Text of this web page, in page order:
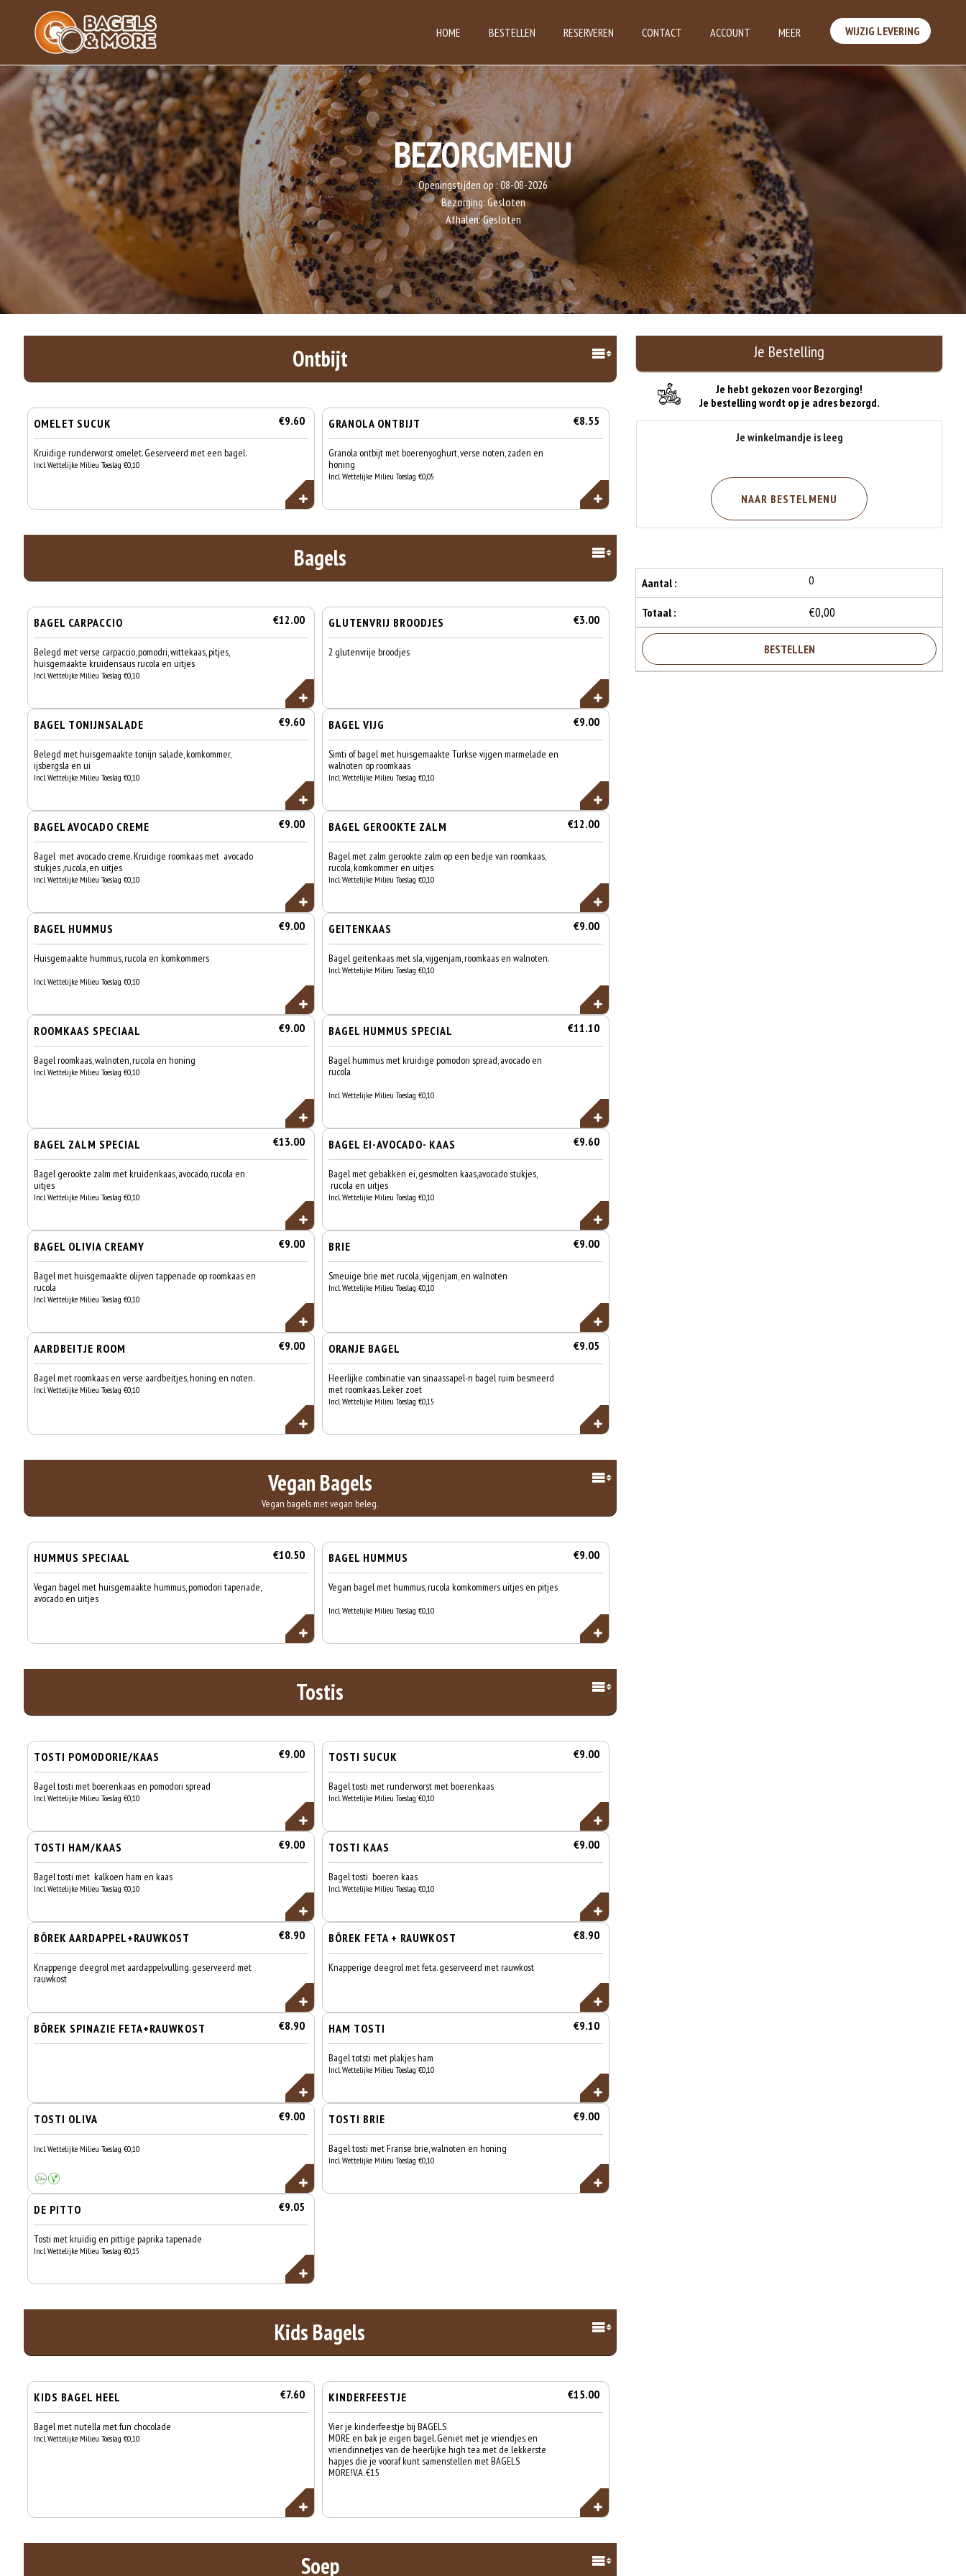
HOME BESTELLEN RESERVEREN CONTACT ACCOUNT MEER WIJZIG LEVERING
BEZORGMENU
Openingstijden op : 08-08-2026
Bezorging: Gesloten
Afhalen:Gesloten
Ontbijt
OMELET SUCUK €9.60
Kruidige runderworst omelet. Geserveerd met een bagel.
Incl. Wettelijke Milieu Toeslag €0,10
GRANOLA ONTBIJT €8.55
Granola ontbijt met boerenyoghurt, verse noten, zaden en
honing
Incl. Wettelijke Milieu Toeslag €0,05
Bagels
BAGEL CARPACCIO €12.00
Belegd met verse carpaccio, pomodri, wittekaas, pitjes,
huisgemaakte kruidensaus rucola en uitjes
Incl. Wettelijke Milieu Toeslag €0,10
GLUTENVRIJ BROODJES €3.00
2 glutenvrije broodjes
BAGEL TONIJNSALADE €9.60
Belegd met huisgemaakte tonijn salade, komkommer,
ijsbergsla en ui
Incl. Wettelijke Milieu Toeslag €0,10
BAGEL VIJG €9.00
Simti of bagel met huisgemaakte Turkse vijgen marmelade en
walnoten op roomkaas
Incl. Wettelijke Milieu Toeslag €0,10
BAGEL AVOCADO CREME €9.00
Bagel met avocado creme. Kruidige roomkaas met avocado
stukjes ,rucola, en uitjes
Incl. Wettelijke Milieu Toeslag €0,10
BAGEL GEROOKTE ZALM €12.00
Bagel met zalm gerookte zalm op een bedje van roomkaas,
rucola, komkommer en uitjes
Incl. Wettelijke Milieu Toeslag €0,10
BAGEL HUMMUS €9.00
Huisgemaakte hummus, rucola en komkommers
Incl. Wettelijke Milieu Toeslag €0,10
GEITENKAAS €9.00
Bagel geitenkaas met sla, vijgenjam, roomkaas en walnoten.
Incl. Wettelijke Milieu Toeslag €0,10
ROOMKAAS SPECIAAL €9.00
Bagel roomkaas, walnoten, rucola en honing
Incl. Wettelijke Milieu Toeslag €0,10
BAGEL HUMMUS SPECIAL €11.10
Bagel hummus met kruidige pomodori spread, avocado en
rucola
Incl. Wettelijke Milieu Toeslag €0,10
BAGEL ZALM SPECIAL €13.00
Bagel gerookte zalm met kruidenkaas, avocado, rucola en
uitjes
Incl. Wettelijke Milieu Toeslag €0,10
BAGEL EI-AVOCADO- KAAS €9.60
Bagel met gebakken ei, gesmolten kaas,avocado stukjes,
rucola en uitjes
Incl. Wettelijke Milieu Toeslag €0,10
BAGEL OLIVIA CREAMY €9.00
Bagel met huisgemaakte olijven tappenade op roomkaas en
rucola
Incl. Wettelijke Milieu Toeslag €0,10
BRIE €9.00
Smeuige brie met rucola, vijgenjam, en walnoten
Incl. Wettelijke Milieu Toeslag €0,10
AARDBEITJE ROOM €9.00
Bagel met roomkaas en verse aardbeitjes, honing en noten.
Incl. Wettelijke Milieu Toeslag €0,10
ORANJE BAGEL €9.05
Heerlijke combinatie van sinaassapel-n bagel ruim besmeerd
met roomkaas. Leker zoet
Incl. Wettelijke Milieu Toeslag €0,15
Vegan Bagels
Vegan bagels met vegan beleg.
HUMMUS SPECIAAL €10.50
Vegan bagel met huisgemaakte hummus, pomodori tapenade,
avocado en uitjes
BAGEL HUMMUS €9.00
Vegan bagel met hummus, rucola komkommers uitjes en pitjes
Incl. Wettelijke Milieu Toeslag €0,10
Tostis
TOSTI POMODORIE/KAAS €9.00
Bagel tosti met boerenkaas en pomodori spread
Incl. Wettelijke Milieu Toeslag €0,10
TOSTI SUCUK €9.00
Bagel tosti met runderworst met boerenkaas
Incl. Wettelijke Milieu Toeslag €0,10
TOSTI HAM/KAAS €9.00
Bagel tosti met kalkoen ham en kaas
Incl. Wettelijke Milieu Toeslag €0,10
TOSTI KAAS €9.00
Bagel tosti boeren kaas
Incl. Wettelijke Milieu Toeslag €0,10
BÖREK AARDAPPEL+RAUWKOST €8.90
Knapperige deegrol met aardappelvulling. geserveerd met
rauwkost
BÖREK FETA + RAUWKOST €8.90
Knapperige deegrol met feta. geserveerd met rauwkost
BÖREK SPINAZIE FETA+RAUWKOST €8.90 HAM TOSTI €9.10
Bagel totsti met plakjes ham
Incl. Wettelijke Milieu Toeslag €0,10
TOSTI OLIVA €9.00
Incl. Wettelijke Milieu Toeslag €0,10
TOSTI BRIE €9.00
Bagel tosti met Franse brie, walnoten en honing
Incl. Wettelijke Milieu Toeslag €0,10
DE PITTO €9.05
Tosti met kruidig en pittige paprika tapenade
Incl. Wettelijke Milieu Toeslag €0,15
Kids Bagels
KIDS BAGEL HEEL €7.60
Bagel met nutella met fun chocolade
Incl. Wettelijke Milieu Toeslag €0,10
KINDERFEESTJE €15.00
Vier je kinderfeestje bij BAGELS
MORE en bak je eigen bagel. Geniet met je vriendjes en
vriendinnetjes van de heerlijke high tea met de lekkerste
hapjes die je vooraf kunt samenstellen met BAGELS
MORE!V.A. €15
Soep
Je hebt gekozen voor Bezorging!
Je bestelling wordt op je adres bezorgd.
Je winkelmandje is leeg
NAAR BESTELMENU
Aantal : 0
Totaal : €0,00
BESTELLEN
Je Bestelling